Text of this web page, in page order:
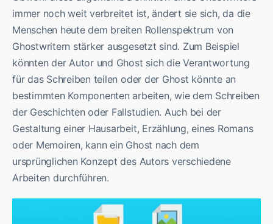
immer noch weit verbreitet ist, ändert sie sich, da die
Menschen heute dem breiten Rollenspektrum von
Ghostwritern stärker ausgesetzt sind. Zum Beispiel
könnten der Autor und Ghost sich die Verantwortung
für das Schreiben teilen oder der Ghost könnte an
bestimmten Komponenten arbeiten, wie dem Schreiben
der Geschichten oder Fallstudien. Auch bei der
Gestaltung einer Hausarbeit, Erzählung, eines Romans
oder Memoiren, kann ein Ghost nach dem
ursprünglichen Konzept des Autors verschiedene
Arbeiten durchführen.